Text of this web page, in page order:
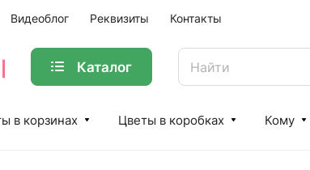
Видеоблог Реквизиты Контакты
Каталог
в корзинах Цветы в коробках Кому